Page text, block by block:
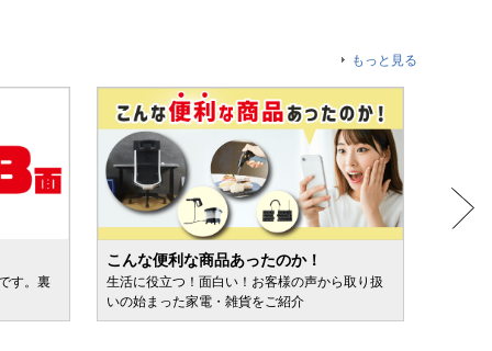
もっと見る
す。裏
こんな便利な商品あったのか！
生活に役立つ！面白い！お客様の声から取り扱
いの始まった家電・雑貨をご紹介